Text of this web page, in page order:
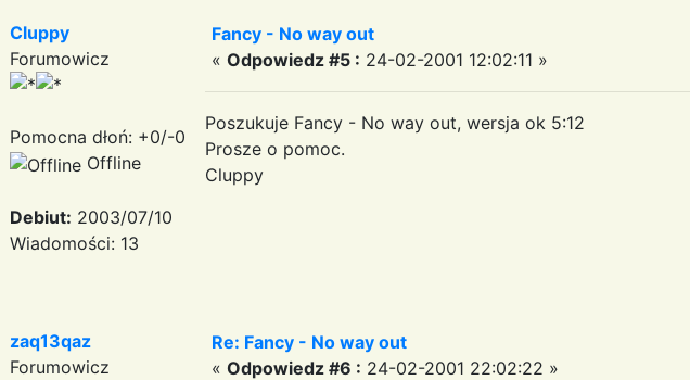
Cluppy
Forumowicz
Pomocna dłoń: +0/-0
Offline
Debiut: 2003/07/10
Wiadomości: 13
Fancy - No way out
« Odpowiedz #5 : 24-02-2001 12:02:11 »
Poszukuje Fancy - No way out, wersja ok 5:12
Prosze o pomoc.
Cluppy
zaq13qaz
Forumowicz
Re: Fancy - No way out
« Odpowiedz #6 : 24-02-2001 22:02:22 »